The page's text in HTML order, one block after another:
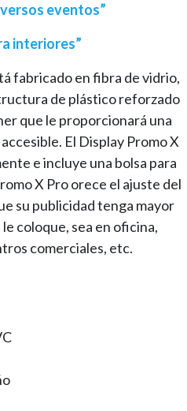
eventos”
interiores”
fabricado en fibra de vidrio,
de plástico reforzado
que le proporcionará una
El Display Promo X
e incluye una bolsa para
X Pro orece el ajuste del
su publicidad tenga mayor
coloque, sea en oficina,
comerciales, etc.